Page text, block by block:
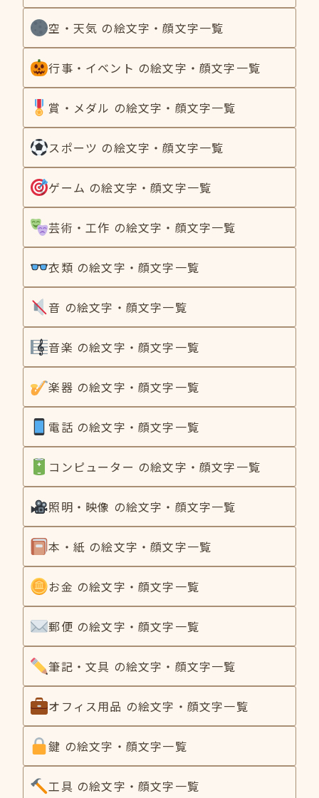
空・天気 の絵文字・顔文字一覧
行事・イベント の絵文字・顔文字一覧
賞・メダル の絵文字・顔文字一覧
スポーツ の絵文字・顔文字一覧
ゲーム の絵文字・顔文字一覧
芸術・工作 の絵文字・顔文字一覧
衣類 の絵文字・顔文字一覧
音 の絵文字・顔文字一覧
音楽 の絵文字・顔文字一覧
楽器 の絵文字・顔文字一覧
電話 の絵文字・顔文字一覧
コンピューター の絵文字・顔文字一覧
照明・映像 の絵文字・顔文字一覧
本・紙 の絵文字・顔文字一覧
お金 の絵文字・顔文字一覧
郵便 の絵文字・顔文字一覧
筆記・文具 の絵文字・顔文字一覧
オフィス用品 の絵文字・顔文字一覧
鍵 の絵文字・顔文字一覧
工具 の絵文字・顔文字一覧